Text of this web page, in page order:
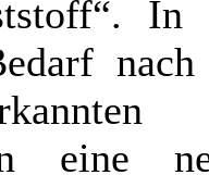
In
eine